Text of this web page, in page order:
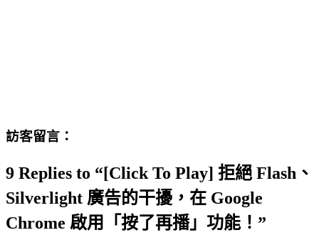
訪客留言：
9 Replies to “[Click To Play] 拒絕 Flash、
Silverlight 廣告的干擾，在 Google
Chrome 啟用「按了再播」功能！”